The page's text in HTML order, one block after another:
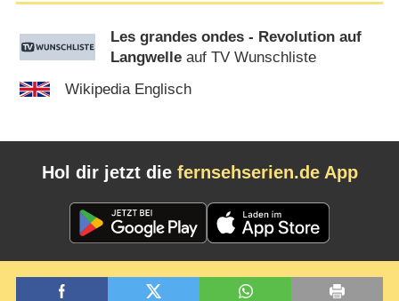
Les grandes ondes - Revolution auf
Langwelle auf TV Wunschliste
Wikipedia Englisch
Hol dir jetzt die fernsehserien.de App